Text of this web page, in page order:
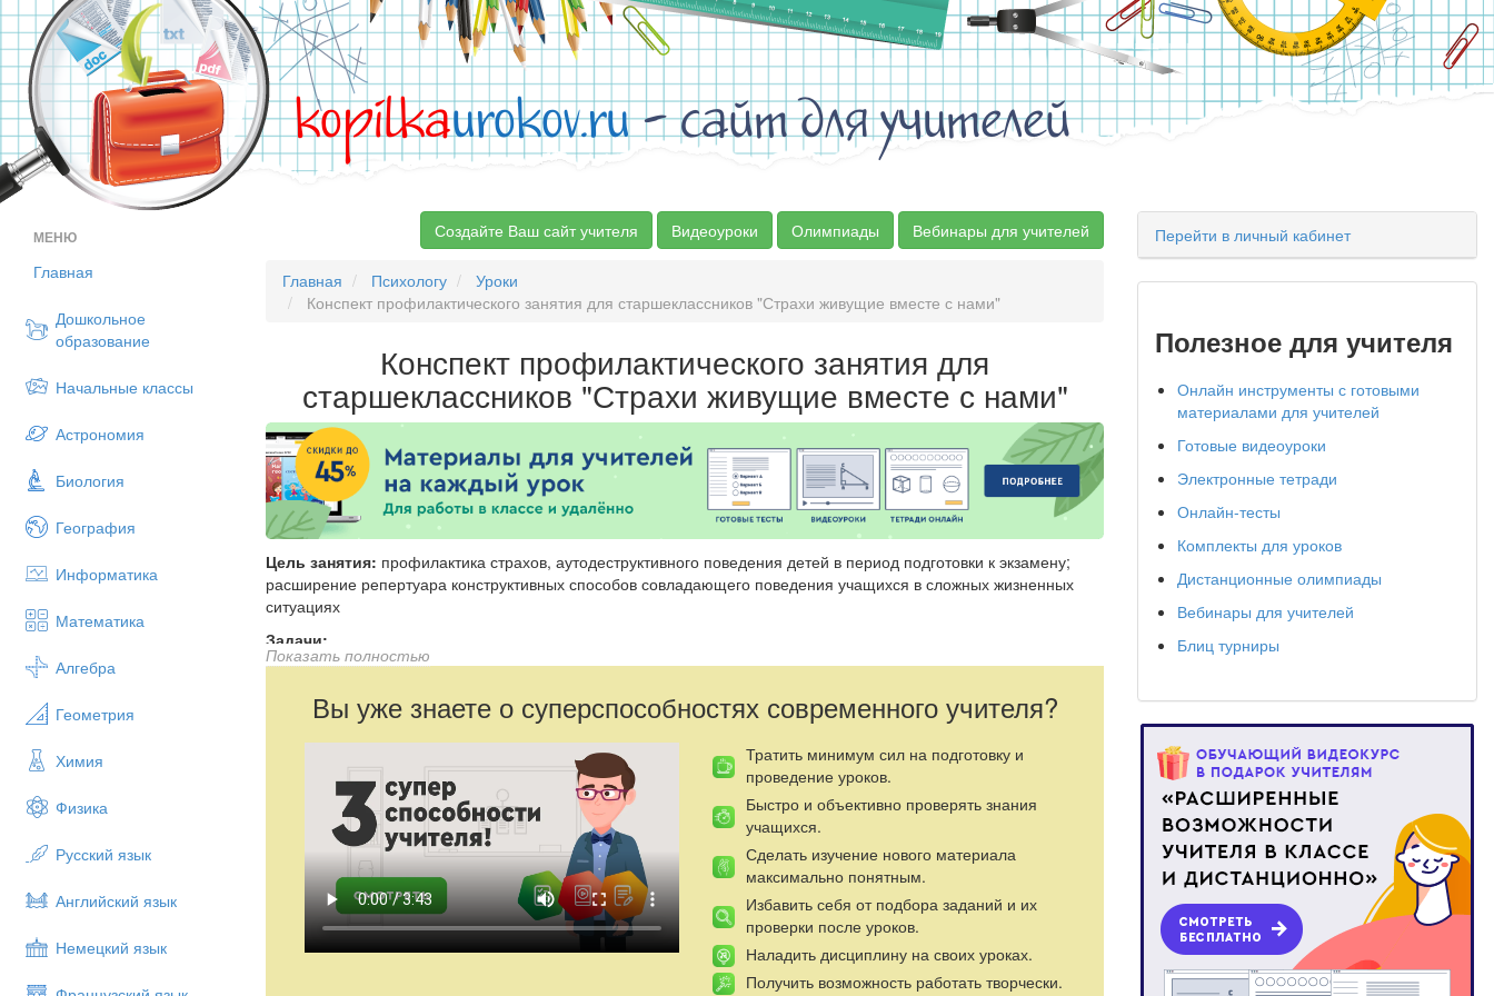
kopilkaurokov.ru- сайт для учителей
МЕНЮ
Главная
Дошкольное
образование
Начальные классы
Астрономия
Биология
География
Информатика
Математика
Алгебра
Геометрия
Химия
Физика
Русский язык
Английский язык
Немецкий язык
Создайте Ваш сайт учителя Видеоуроки Олимпиады Вебинары для учителей
Главная Психологу
Уроки
Конспект профилактического занятия для старшеклассников "Страхи живущие вместе с нами"
Конспект профилактического занятия для
старшеклассников "Страхи живущие вместе с нами"
Цель занятия: профилактика страхов, аутодеструктивного поведения детей в период подготовки к экзамену;
расширение репертуара конструктивных способов совладающего поведения учащихся в сложных жизненных
ситуациях
Задачи:
познакомить учащихся с общим понятием «страх»;
показать влияние страха на человека и его здоровье;
сформулировать общие принципы борьбы со страхом для обеспеченья психологической
уравновешенности и сохранения здоровья.
большое зеркало, ручки, листы А4, четыре красных маркера, четыре магнитных дротика, большая
магнитная доска.
Ход занятия.
Вводная часть.
Нашу встречу хотелось бы начать с древней восточной притчи:
«Один мудрец повстречал на своем пути Чуму и спросил: «Куда ты идешь?» Она отвечает: «В большой город.
Мне нужно уморить там пять тысяч человек». Через несколько дней тот же мудрец снова встретил Чуму. «Ты
сказала, что уморишь пять тысяч человек, а уморила все пятьдесят», – упрекнул он ее. «Нет, – возразила она, –
Показать полностью
Вы уже знаете о суперспособностях современного учителя?
Тратить минимум сил на подготовку и
проведение уроков.
Быстро и объективно проверять знания
учащихся.
Сделать изучение нового материала
максимально понятным.
Избавить себя от подбора заданий и их
проверки после уроков.
Наладить дисциплину на своих уроках.
Получить возможность работать творчески.
Перейти в личный кабинет
Полезное для учителя
Онлайн инструменты с готовыми
материалами для учителей
Готовые видеоуроки
Электронные тетради
Онлайн-тесты
Комплекты для уроков
Дистанционные олимпиады
Вебинары для учителей
Блиц турниры